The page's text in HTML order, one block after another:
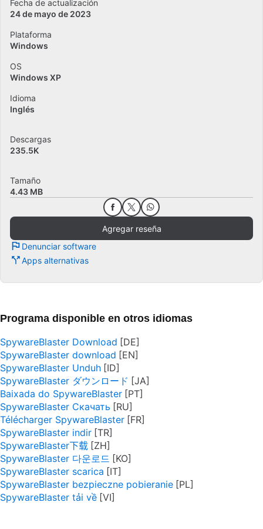
Fecha de actualización
24 de mayo de 2023
Plataforma
Windows
OS
Windows XP
Idioma
Inglés
Descargas
235.5K
Tamaño
4.43 MB
Agregar reseña
Denunciar software
Apps alternativas
Programa disponible en otros idiomas
SpywareBlaster Download
SpywareBlaster download
SpywareBlaster Unduh
SpywareBlaster ダウンロード
Baixada do SpywareBlaster
SpywareBlaster Скачать
Télécharger SpywareBlaster
SpywareBlaster indir
SpywareBlaster下载
SpywareBlaster 다운로드
SpywareBlaster scarica
SpywareBlaster bezpieczne pobieranie
SpywareBlaster tải về